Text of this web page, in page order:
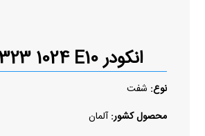
انکودر ROD 323 1024 E10
نوع: شفت
محصول کشور:آلمان